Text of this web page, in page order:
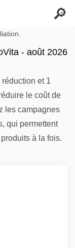
- août 2026
et 1
le coût de
les campagnes
qui permettent
à la fois.